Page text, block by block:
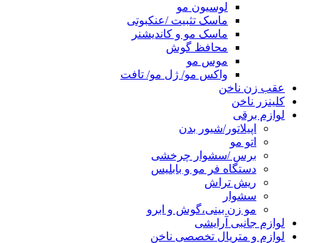
لوسیون مو
ماسک تثبیت /عنکبوتی
ماسک مو و کاندیشنر
محافظ گوش
موس مو
واکس مو/ ژل مو/ تافت
عقب زن ناخن
کلینزر ناخن
لوازم برقی
اپیلاتور/شیور بدن
اتو مو
برس /سشوار چرخشی
دستگاه فر مو و بابلیس
ریش تراش
سشوار
مو زن بینی،گوش و ابرو
لوازم جانبی آرایشی
لوازم و متریال تخصصی ناخن